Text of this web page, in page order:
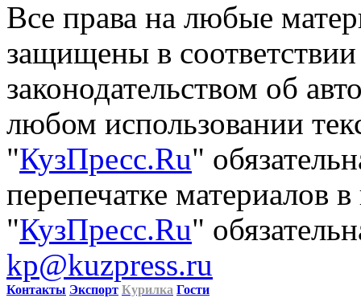
Все права на любые
защищены в
законодательством об
любом использовании
"КузПресс.Ru"
перепечатке материалов
"КузПресс.Ru"
kp@kuzpress.ru
Контакты Экспорт Курилка Гости